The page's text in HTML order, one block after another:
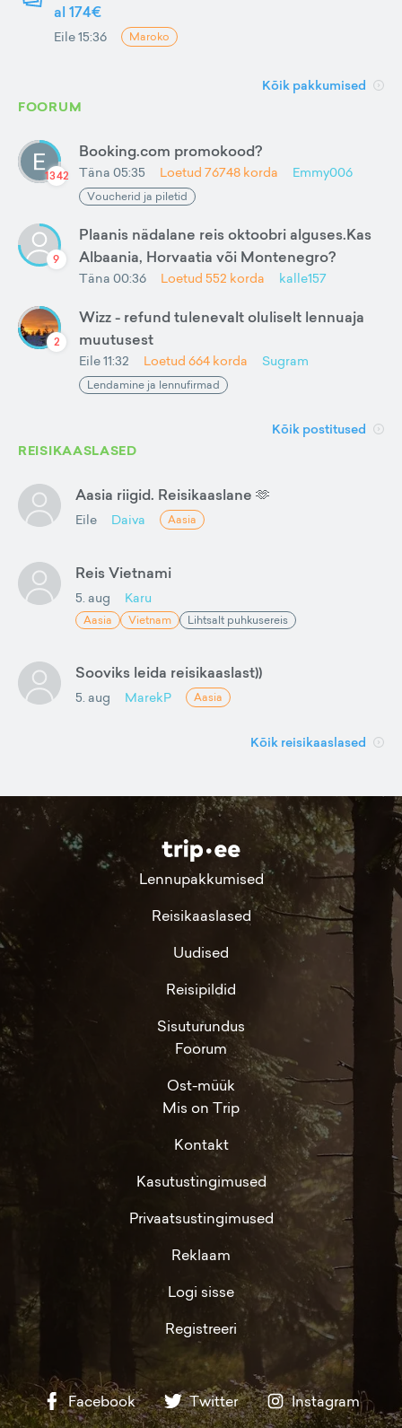
al 174€
Eile 15:36 Maroko
Kõik pakkumised
FOORUM
1342
Booking.com promokood?
Täna 05:35 Loetud 76748 korda Emmy006
Voucherid ja piletid
9
Plaanis nädalane reis oktoobri alguses.Kas
Albaania, Horvaatia või Montenegro?
Täna 00:36 Loetud 552 korda kalle157
2
Wizz - refund tulenevalt oluliselt lennuaja
muutusest
Eile 11:32 Loetud 664 korda Sugram
Lendamine ja lennufirmad
Kõik postitused
REISIKAASLASED
Aasia riigid. Reisikaaslane 🫶
Eile Daiva Aasia
Reis Vietnami
5. aug Karu
Aasia Vietnam Lihtsalt puhkusereis
Sooviks leida reisikaaslast))
5. aug MarekP Aasia
Kõik reisikaaslased
Lennupakkumised
Reisikaaslased
Uudised
Reisipildid
Sisuturundus
Foorum
Ost-müük
Mis on Trip
Kontakt
Kasutustingimused
Privaatsustingimused
Reklaam
Logi sisse
Registreeri
Facebook Twitter Instagram